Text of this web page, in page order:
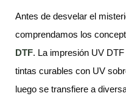
Antes de desvelar el
comprendamos los
DTF. La impresión UV
tintas curables con UV
luego se transfiere a